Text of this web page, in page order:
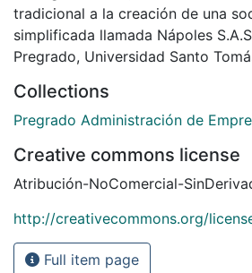
tradicional a la creación de una
simplificada llamada Nápoles
Pregrado, Universidad Santo
Collections
Pregrado Administración de
Creative commons license
Atribución-NoComercial-
http://creativecommons.org/
Full item page